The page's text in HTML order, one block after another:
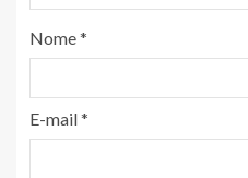
Nome*
E-mail*